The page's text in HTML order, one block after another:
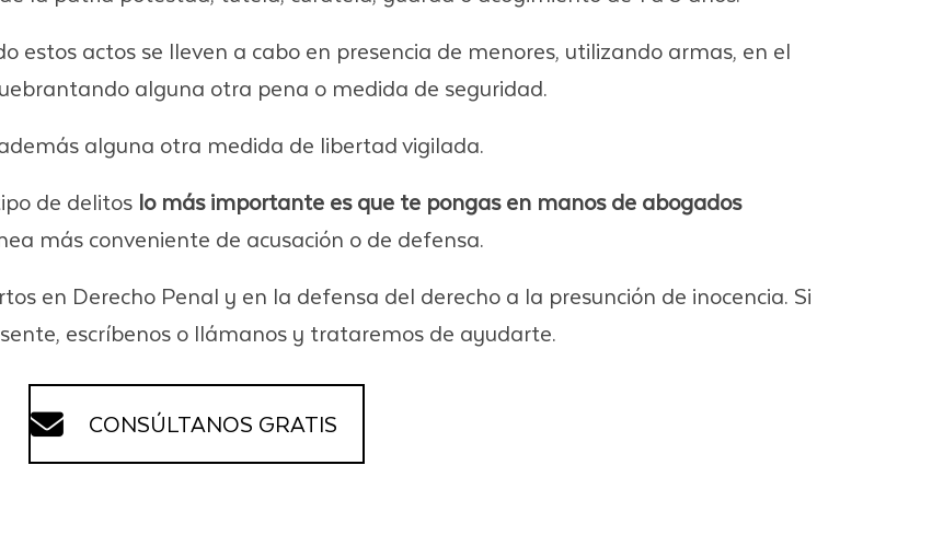
estos actos se lleven a cabo en presencia de menores, utilizando armas, en el
alguna otra pena o medida de seguridad.
alguna otra medida de libertad vigilada.
de delitos lo más importante es que te pongas en manos de abogados
más conveniente de acusación o de defensa.
en Derecho Penal y en la defensa del derecho a la presunción de inocencia. Si
escríbenos o llámanos y trataremos de ayudarte.
CONSÚLTANOS GRATIS